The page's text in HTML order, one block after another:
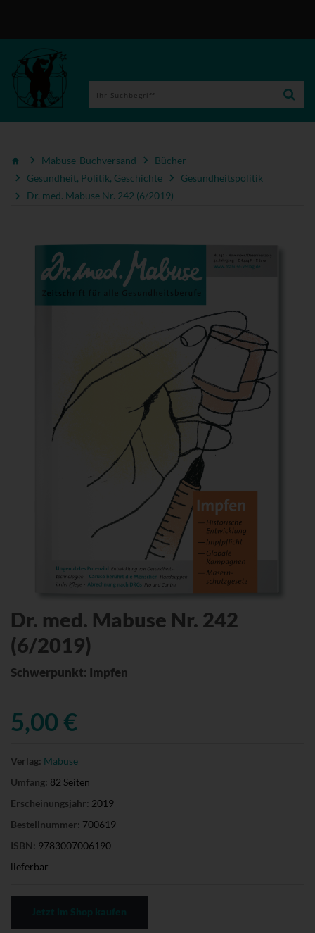
Mabuse-Buchversand
Bücher
Gesundheit, Politik, Geschichte
Gesundheitspolitik
Dr. med. Mabuse Nr. 242 (6/2019)
Dr. med. Mabuse Nr. 242
(6/2019)
Schwerpunkt: Impfen
5,00 €
Verlag: Mabuse
Umfang: 82 Seiten
Erscheinungsjahr: 2019
Bestellnummer: 700619
ISBN: 9783007006190
lieferbar